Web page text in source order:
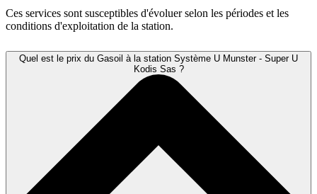
Ces services sont susceptibles d'évoluer selon les périodes et les
conditions d'exploitation de la station.
Quel est le prix du Gasoil à la station Système U Munster - Super U
Kodis Sas ?